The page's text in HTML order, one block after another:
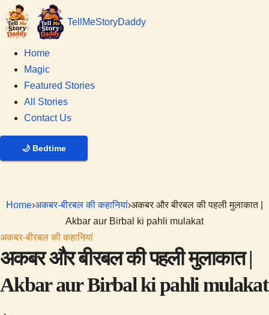
Tell MeStoryDaddy
Home
Magic
Featured Stories
All Stories
Contact Us
🌙 Bedtime
Home›अकबर-बीरबल की कहानियां›अकबर और बीरबल की पहली मुलाकात |
Akbar aur Birbal ki pahli mulakat
अकबर-बीरबल की कहानियां
अकबर और बीरबल की पहली मुलाकात |
Akbar aur Birbal ki pahli mulakat